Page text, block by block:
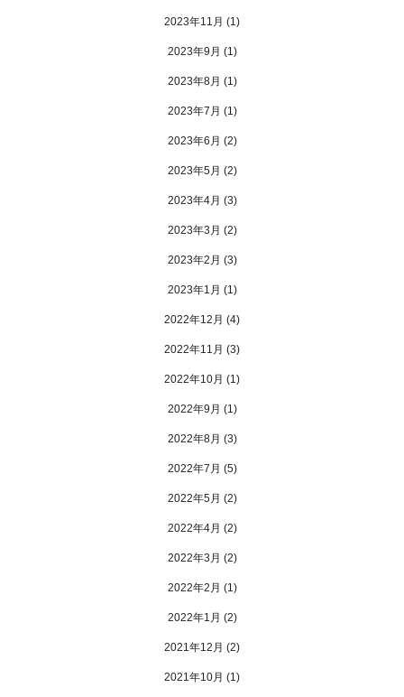
2023年11月 (1)
2023年9月 (1)
2023年8月 (1)
2023年7月 (1)
2023年6月 (2)
2023年5月 (2)
2023年4月 (3)
2023年3月 (2)
2023年2月 (3)
2023年1月 (1)
2022年12月 (4)
2022年11月 (3)
2022年10月 (1)
2022年9月 (1)
2022年8月 (3)
2022年7月 (5)
2022年5月 (2)
2022年4月 (2)
2022年3月 (2)
2022年2月 (1)
2022年1月 (2)
2021年12月 (2)
2021年10月 (1)